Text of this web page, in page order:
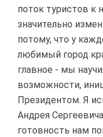
поток туристов к
значительно
потому, что у
любимый город
главное - мы
возможности,
Президентом. Я
Андрея
готовность нам